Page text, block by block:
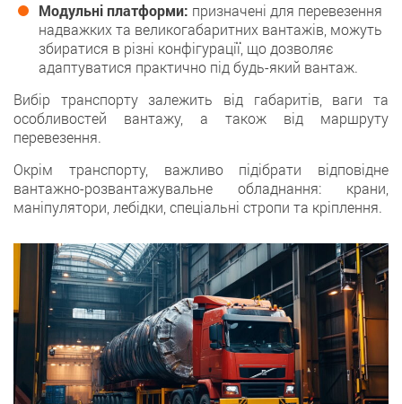
Модульні платформи: призначені для перевезення
надважких та великогабаритних вантажів, можуть
збиратися в різні конфігурації, що дозволяє
адаптуватися практично під будь-який вантаж.
Вибір транспорту залежить від габаритів, ваги та
особливостей вантажу, а також від маршруту
перевезення.
Окрім транспорту, важливо підібрати відповідне
вантажно-розвантажувальне обладнання: крани,
маніпулятори, лебідки, спеціальні стропи та кріплення.